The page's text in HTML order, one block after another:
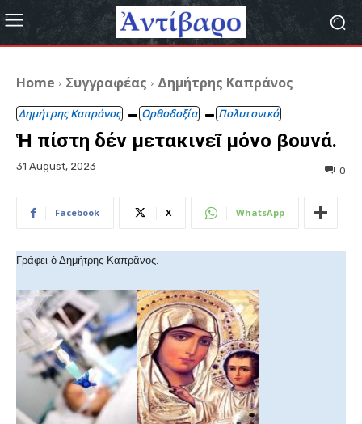
Home Συγγραφέας Δημήτρης Καπράνος
Δημήτρης Καπράνος Ορθοδοξία Πολυτονικό
Ἡ πίστη δέν μετακινεῖ μόνο βουνά.
31 August, 2023 0
Facebook X WhatsApp
Γράφει ὁ Δημήτρης Καπρᾶνος.